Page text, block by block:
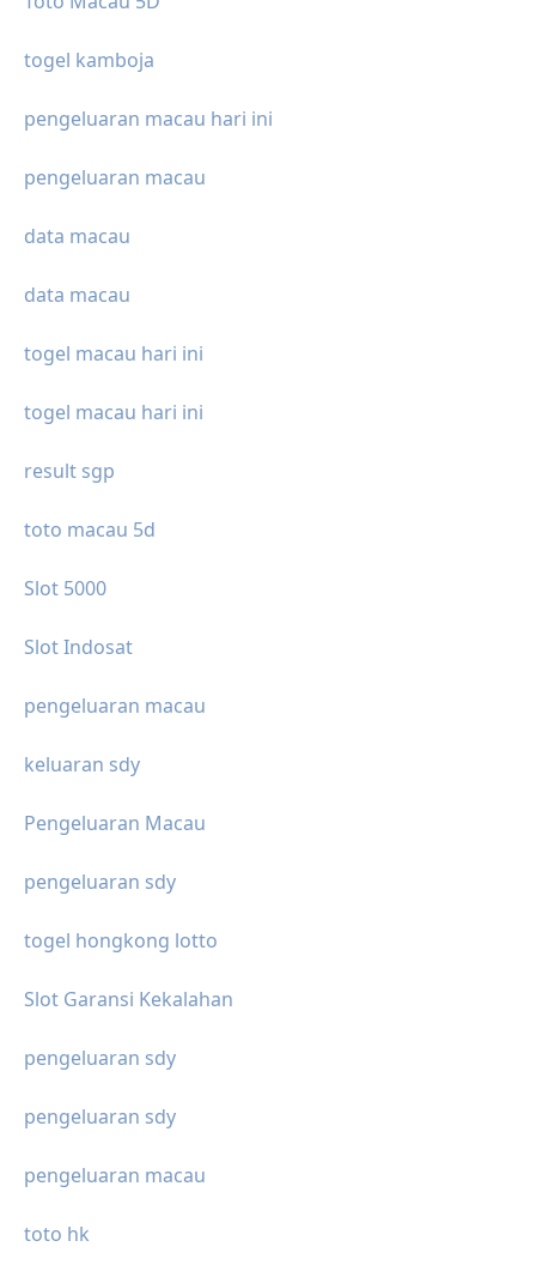
togel kamboja
pengeluaran macau hari ini
pengeluaran macau
data macau
data macau
togel macau hari ini
togel macau hari ini
result sgp
toto macau 5d
Slot 5000
Slot Indosat
pengeluaran macau
keluaran sdy
Pengeluaran Macau
pengeluaran sdy
togel hongkong lotto
Slot Garansi Kekalahan
pengeluaran sdy
pengeluaran sdy
pengeluaran macau
toto hk